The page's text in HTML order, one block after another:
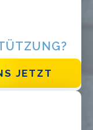
JETZT